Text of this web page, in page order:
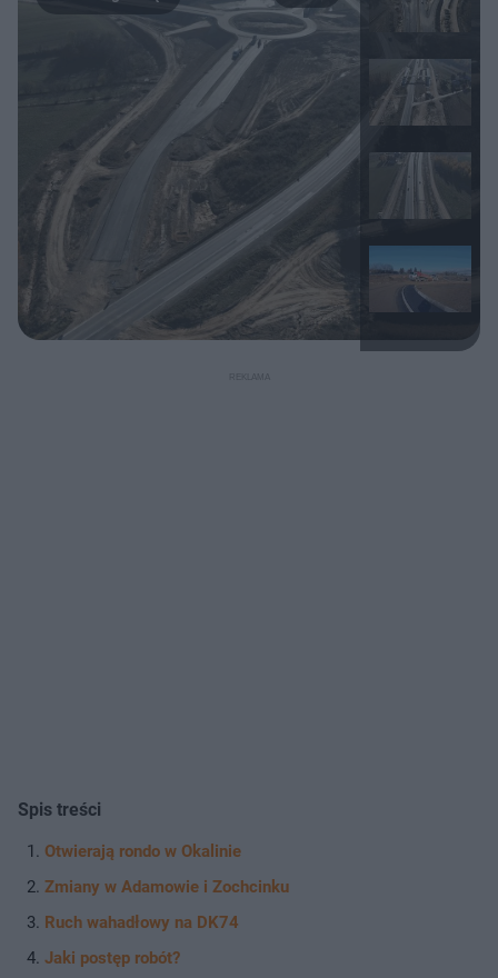
Spis treści
Otwierają rondo w Okalinie
Zmiany w Adamowie i Zochcinku
Ruch wahadłowy na DK74
Jaki postęp robót?